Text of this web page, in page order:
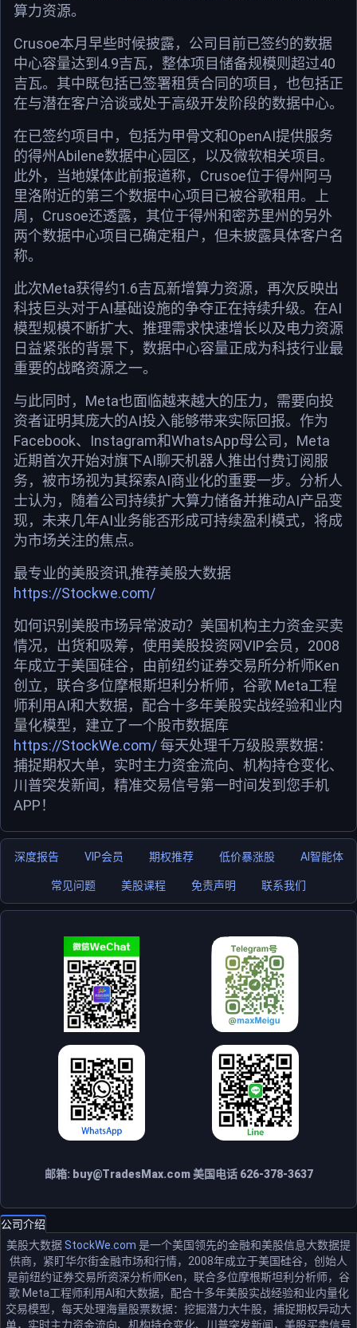
算力资源。
Crusoe本月早些时候披露，公司目前已签约的数据
中心容量达到4.9吉瓦，整体项目储备规模则超过40
吉瓦。其中既包括已签署租赁合同的项目，也包括正
在与潜在客户洽谈或处于高级开发阶段的数据中心。
在已签约项目中，包括为甲骨文和OpenAI提供服务
的得州Abilene数据中心园区，以及微软相关项目。
此外，当地媒体此前报道称，Crusoe位于得州阿马
里洛附近的第三个数据中心项目已被谷歌租用。上
周，Crusoe还透露，其位于得州和密苏里州的另外
两个数据中心项目已确定租户，但未披露具体客户名
称。
此次Meta获得约1.6吉瓦新增算力资源，再次反映出
科技巨头对于AI基础设施的争夺正在持续升级。在AI
模型规模不断扩大、推理需求快速增长以及电力资源
日益紧张的背景下，数据中心容量正成为科技行业最
重要的战略资源之一。
与此同时，Meta也面临越来越大的压力，需要向投
资者证明其庞大的AI投入能够带来实际回报。作为
Facebook、Instagram和WhatsApp母公司，Meta
近期首次开始对旗下AI聊天机器人推出付费订阅服
务，被市场视为其探索AI商业化的重要一步。分析人
士认为，随着公司持续扩大算力储备并推动AI产品变
现，未来几年AI业务能否形成可持续盈利模式，将成
为市场关注的焦点。
最专业的美股资讯,推荐美股大数据
https://Stockwe.com/
如何识别美股市场异常波动？美国机构主力资金买卖
情况，出货和吸筹，使用美股投资网VIP会员，2008
年成立于美国硅谷，由前纽约证券交易所分析师Ken
创立，联合多位摩根斯坦利分析师，谷歌 Meta工程
师利用AI和大数据，配合十多年美股实战经验和业内
量化模型，建立了一个股市数据库
https://StockWe.com/每天处理千万级股票数据：
捕捉期权大单，实时主力资金流向、机构持仓变化、
川普突发新闻，精准交易信号第一时间发到您手机
APP！
深度报告 VIP会员 期权推荐 低价暴涨股 AI智能体
常见问题 美股课程 免责声明 联系我们
邮箱: buy@TradesMax.com美国电话 626-378-3637
公司介绍
美股大数据StockWe.com 是一个美国领先的金融和美股信息大数据提
供商，紧盯华尔街金融市场和行情，2008年成立于美国硅谷，创始人
是前纽约证券交易所资深分析师Ken，联合多位摩根斯坦利分析师，谷
歌 Meta工程师利用AI和大数据，配合十多年美股实战经验和业内量化
交易模型，每天处理海量股票数据：挖掘潜力大牛股，捕捉期权异动大
单，实时主力资金流向、机构持仓变化、川普突发新闻，美股买卖信号